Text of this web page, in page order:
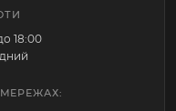
18:00